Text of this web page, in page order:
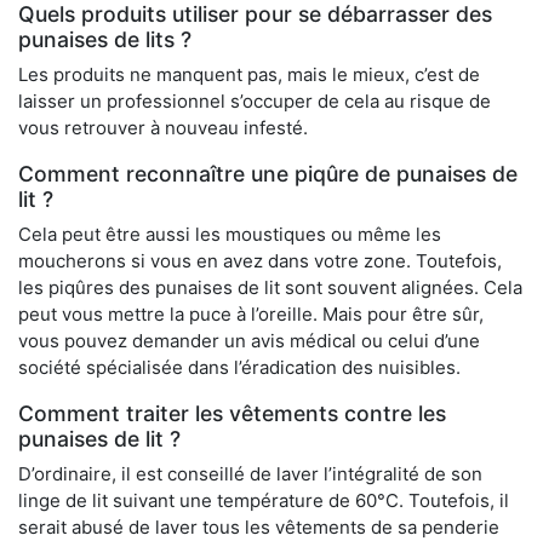
Quels produits utiliser pour se débarrasser des
punaises de lits ?
Les produits ne manquent pas, mais le mieux, c’est de
laisser un professionnel s’occuper de cela au risque de
vous retrouver à nouveau infesté.
Comment reconnaître une piqûre de punaises de
lit ?
Cela peut être aussi les moustiques ou même les
moucherons si vous en avez dans votre zone. Toutefois,
les piqûres des punaises de lit sont souvent alignées. Cela
peut vous mettre la puce à l’oreille. Mais pour être sûr,
vous pouvez demander un avis médical ou celui d’une
société spécialisée dans l’éradication des nuisibles.
Comment traiter les vêtements contre les
punaises de lit ?
D’ordinaire, il est conseillé de laver l’intégralité de son
linge de lit suivant une température de 60°C. Toutefois, il
serait abusé de laver tous les vêtements de sa penderie